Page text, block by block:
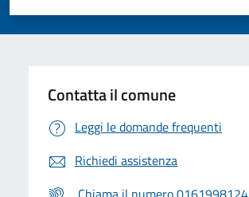
Valuta 5 stelle su 5
Valuta 4 stelle su 5
Valuta 3 stelle su 5
Valuta 2 stelle su 5
Valuta 1 stelle su 5
Contatta il comune
Leggi le domande frequenti
Richiedi assistenza